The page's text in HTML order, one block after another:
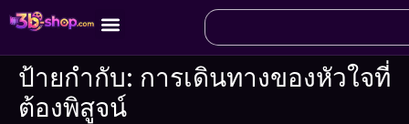
ป้ายกำกับ: การเดินทางของหัวใจที่
ต้องพิสูจน์